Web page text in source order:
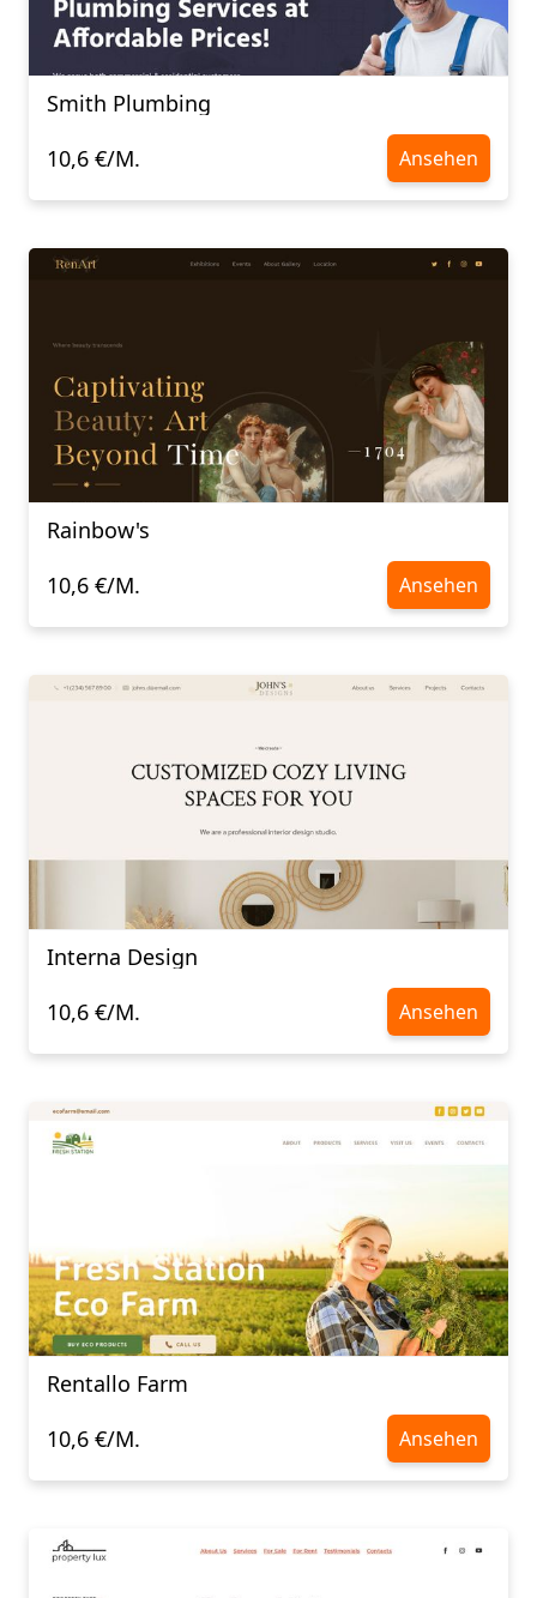
Smith Plumbing
10,6 €/M.
Ansehen
Rainbow's
10,6 €/M.
Ansehen
Interna Design
10,6 €/M.
Ansehen
Rentallo Farm
10,6 €/M.
Ansehen